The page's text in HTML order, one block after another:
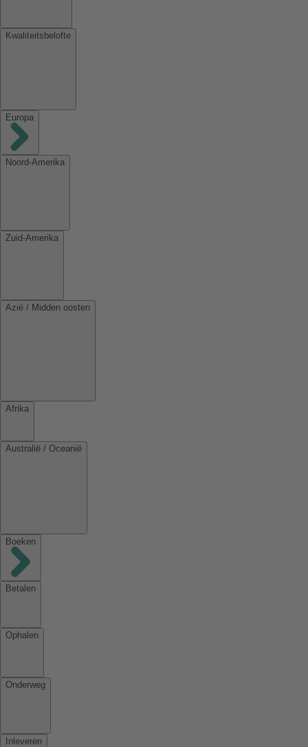
Kwaliteitsbelofte
Europa
Noord-Amerika
Zuid-Amerika
Azië / Midden oosten
Afrika
Australië / Oceanië
Boeken
Betalen
Ophalen
Onderweg
Inleveren